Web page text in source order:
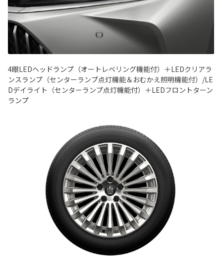
4眼LEDヘッドランプ（オートレベリング機能付）＋LEDクリアラ
ンスランプ（センターランプ点灯機能＆おむかえ照明機能付）/LE
Dデイライト（センターランプ点灯機能付）＋LEDフロントターン
ランプ